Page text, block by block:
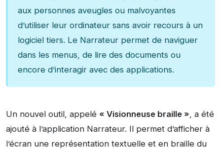
aux personnes aveugles ou malvoyantes
d’utiliser leur ordinateur sans avoir recours à un
logiciel tiers. Le Narrateur permet de naviguer
dans les menus, de lire des documents ou
encore d’interagir avec des applications.
Un nouvel outil, appelé « Visionneuse braille », a été
ajouté à l’application Narrateur. Il permet d’afficher à
l’écran une représentation textuelle et en braille du